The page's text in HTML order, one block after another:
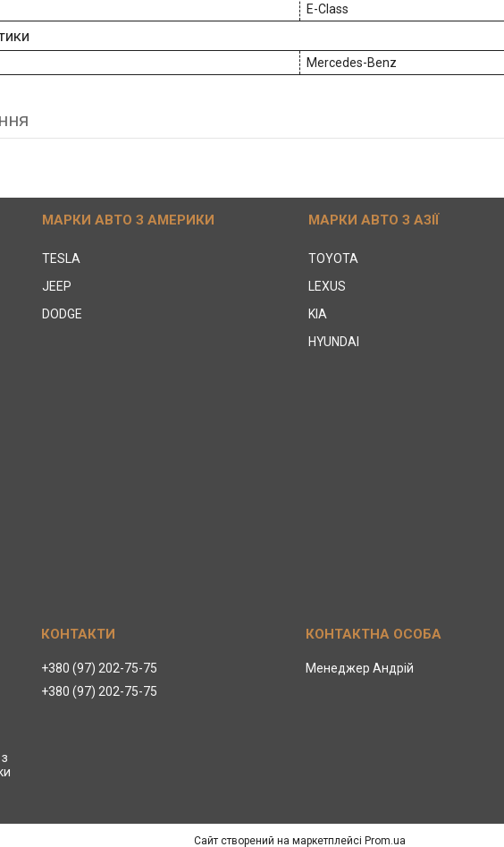
E-Class
Mercedes-Benz
МАРКИ АВТО З АМЕРИКИ
TESLA
JEEP
DODGE
МАРКИ АВТО З АЗІЇ
TOYOTA
LEXUS
KIA
HYUNDAI
+380 (97) 202-75-75
+380 (97) 202-75-75
Менеджер Андрій
Сайт створений на маркетплейсі Prom.ua